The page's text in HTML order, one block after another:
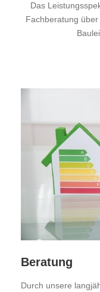
Das
Fachberatung
Beratung
Durch unsere